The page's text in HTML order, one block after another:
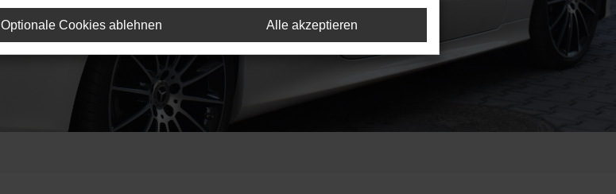
Optionale Cookies ablehnen Alle akzeptieren